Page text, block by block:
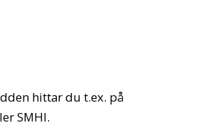
hittar du t.ex. på
SMHI.